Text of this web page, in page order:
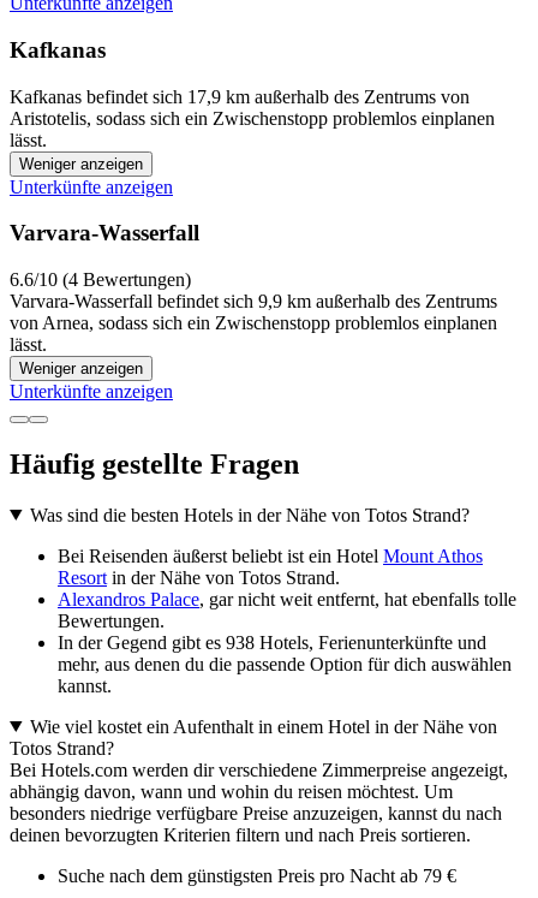
Kafkanas
Kafkanas befindet sich 17,9 km außerhalb des Zentrums von
Aristotelis, sodass sich ein Zwischenstopp problemlos einplanen
lässt.
Weniger anzeigen
Unterkünfte anzeigen
Varvara-Wasserfall
6.6/10 (4 Bewertungen)
Varvara-Wasserfall befindet sich 9,9 km außerhalb des Zentrums
von Arnea, sodass sich ein Zwischenstopp problemlos einplanen
lässt.
Weniger anzeigen
Unterkünfte anzeigen
Häufig gestellte Fragen
Was sind die besten Hotels in der Nähe von Totos Strand?
Bei Reisenden äußerst beliebt ist ein Hotel Mount Athos
Resort in der Nähe von Totos Strand.
Alexandros Palace, gar nicht weit entfernt, hat ebenfalls tolle
Bewertungen.
In der Gegend gibt es 938 Hotels, Ferienunterkünfte und
mehr, aus denen du die passende Option für dich auswählen
kannst.
Wie viel kostet ein Aufenthalt in einem Hotel in der Nähe von
Totos Strand?
Bei Hotels.com werden dir verschiedene Zimmerpreise angezeigt,
abhängig davon, wann und wohin du reisen möchtest. Um
besonders niedrige verfügbare Preise anzuzeigen, kannst du nach
deinen bevorzugten Kriterien filtern und nach Preis sortieren.
Suche nach dem günstigsten Preis pro Nacht ab 79 €